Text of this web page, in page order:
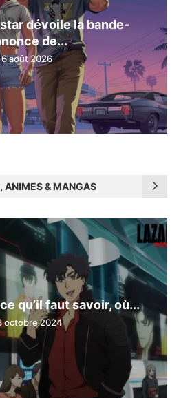
dévoile la bande-
de...
6 août 2026
ANIMES & MANGAS
qu’il faut savoir, où...
octobre 2024